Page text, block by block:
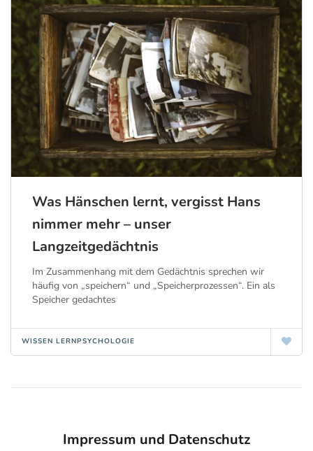
Was Hänschen lernt, vergisst Hans
nimmer mehr – unser
Langzeitgedächtnis
Im Zusammenhang mit dem Gedächtnis sprechen wir
häufig von „speichern“ und „Speicherprozessen“. Ein als
Speicher gedachtes
WISSEN LERNPSYCHOLOGIE
Impressum und Datenschutz